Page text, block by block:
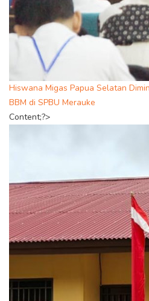
Hiswana Migas Papua Selatan
BBM di SPBU Merauke
Content;?>